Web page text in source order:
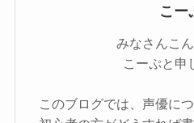
こー
みなさんこん
こーぷと申
このブログでは、声優に